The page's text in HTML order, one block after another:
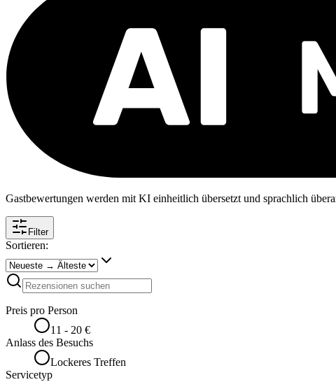
Gastbewertungen werden mit KI einheitlich übersetzt und sprachlich
Filter
Sortieren:
Preis pro Person
11 - 20 €
Anlass des Besuchs
Lockeres Treffen
Servicetyp